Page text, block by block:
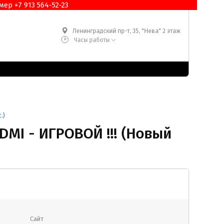
+7 913 564-52-23
Ленинградский пр-т, 35, "Нева" 2 этаж
Часы работы
- ИГРОВОЙ !!! (Новый
Сайт